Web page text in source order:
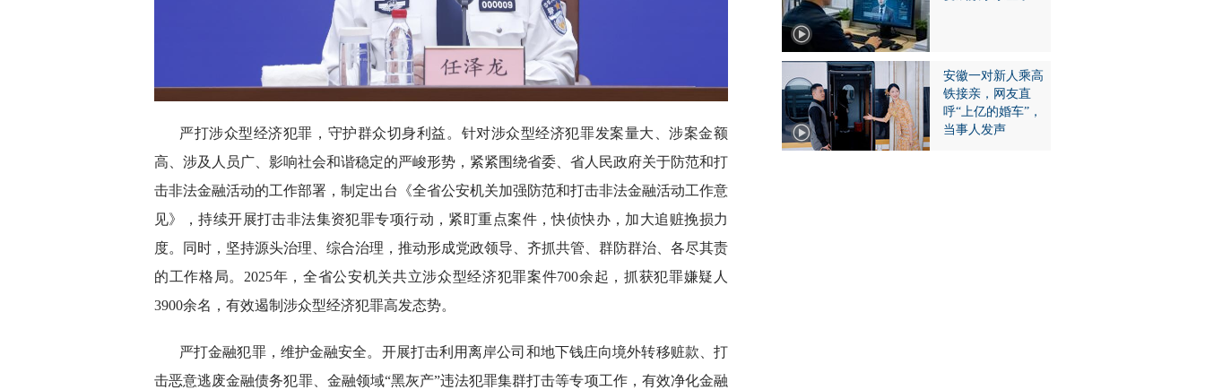
严打涉众型经济犯罪，守护群众切身利益。针对涉众型经济犯罪发案量大、涉案金额
高、涉及人员广、影响社会和谐稳定的严峻形势，紧紧围绕省委、省人民政府关于防范和打
击非法金融活动的工作部署，制定出台《全省公安机关加强防范和打击非法金融活动工作意
见》，持续开展打击非法集资犯罪专项行动，紧盯重点案件，快侦快办，加大追赃挽损力
度。同时，坚持源头治理、综合治理，推动形成党政领导、齐抓共管、群防群治、各尽其责
的工作格局。2025年，全省公安机关共立涉众型经济犯罪案件700余起，抓获犯罪嫌疑人
3900余名，有效遏制涉众型经济犯罪高发态势。
严打金融犯罪，维护金融安全。开展打击利用离岸公司和地下钱庄向境外转移赃款、打
击恶意逃废金融债务犯罪、金融领域“黑灰产”违法犯罪集群打击等专项工作，有效净化金融
安徽一对新人乘高
铁接亲，网友直
呼“上亿的婚车”，
当事人发声